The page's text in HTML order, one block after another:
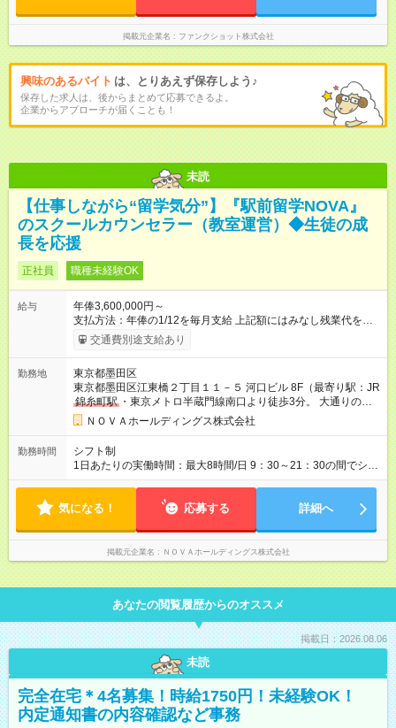
掲載元企業名 ファンクショット株式会社
興味のあるバイト は、とりあえず保存しよう♪
保存した求人は、後からまとめて応募できるよ。
企業からアプローチが届くことも！
未読
【仕事しながら“留学気分”】『駅前留学NOVA』
のスクールカウンセラー（教室運営）◆生徒の成
長を応援
正社員 職種未経験OK
給与
年俸3,600,000円～
支払方法：年俸の1/12を毎月支給 上記額にはみなし残業代を含
みます。※超過分は全額支給いたします。 みなし残業代 30,000
円／月 みなし残業時間 15時間／月 ★頑張りが収入に直結！イン
ど、成果に応じて年2回インセンティブを支給します。一般職の
社員が、半期で20～30万円のインセンティブを手にした実績
も。頑張りが目に見える形で収入に還元されるため、高いモチ
ベーションで仕事に取り組めます。 ★毎月チャンスあり！スピ
ーディな昇格。 ―――――――――――― 年1回の査定に加
え、毎月、現場の管理職が優秀な人材を役員に推薦する制度が
あります。実力が認められれば、年度の途中でも昇格。実際、
アアップするケースも珍しくありません。 【試用期間】試用期
間あり 試用期間の長さ：1ヶ月 ※ 雇用形態と給与に、本採用時
と異なる部分があります。 雇用形態：インターンシップ 給与：
時給 1,400円 ～ 1,400円 ※月途中での入社の場合、その月の月
末まではインターンとして勤務になります。
交通費別途支給あり
勤務地
東京都墨田区
東京都墨田区江東橋２丁目１１－５ 河口ビル 8F（最寄り駅：JR
錦糸町駅 ・東京メトロ半蔵門線南口より徒歩3分。 大通りの信
号をマルイデパート様側へ渡り、右方向へ。 １Fにファミリーマ
ート様のビルの8F）
ＮＯＶＡホールディングス株式会社
勤務時間
シフト制
1日あたりの実働時間：最大8時間/日 9：30～21：30の間でシフ
ト制 ［ シフト例 ］ ・平日⇒12：30-21：30 ・土日祝⇒10：00-
―――――――――――― 一校舎を一人で担当する場合も多い
て、明日に備えよう」など、調整しやすい環境です。
気になる！ 応募する 詳細へ
掲載元企業名 ＮＯＶＡホールディングス株式会社
あなたの閲覧履歴からのオススメ
掲載日：2026.08.06
未読
完全在宅＊4名募集！時給1750円！未経験OK！
内定通知書の内容確認など事務